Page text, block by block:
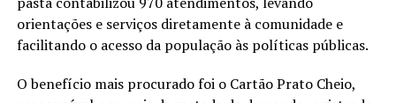
orientações e serviços diretamente à comunidade e
facilitando o acesso da população às políticas públicas.
O benefício mais procurado foi o Cartão Prato Cheio,